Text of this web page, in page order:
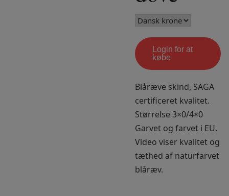
Login for at
købe
Blåræve skind, SAGA
certificeret kvalitet.
Størrelse 3×0/4×0
Garvet og farvet i EU.
Video viser kvalitet og
tæthed af naturfarvet
blåræv.